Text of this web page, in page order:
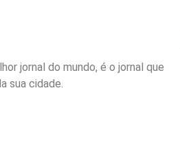
jornal do mundo, é o jornal que
sua cidade.